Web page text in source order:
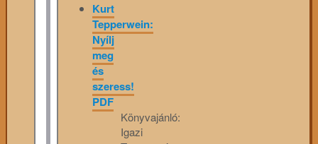
Kurt
Tepperwein:
Nyílj
meg
és
szeress!
PDF
Könyvajánló:
Igazi